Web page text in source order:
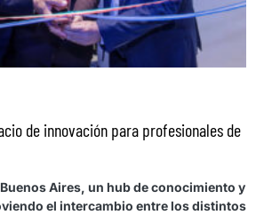
de innovación para profesionales de
Aires, un hub de conocimiento y
el intercambio entre los distintos